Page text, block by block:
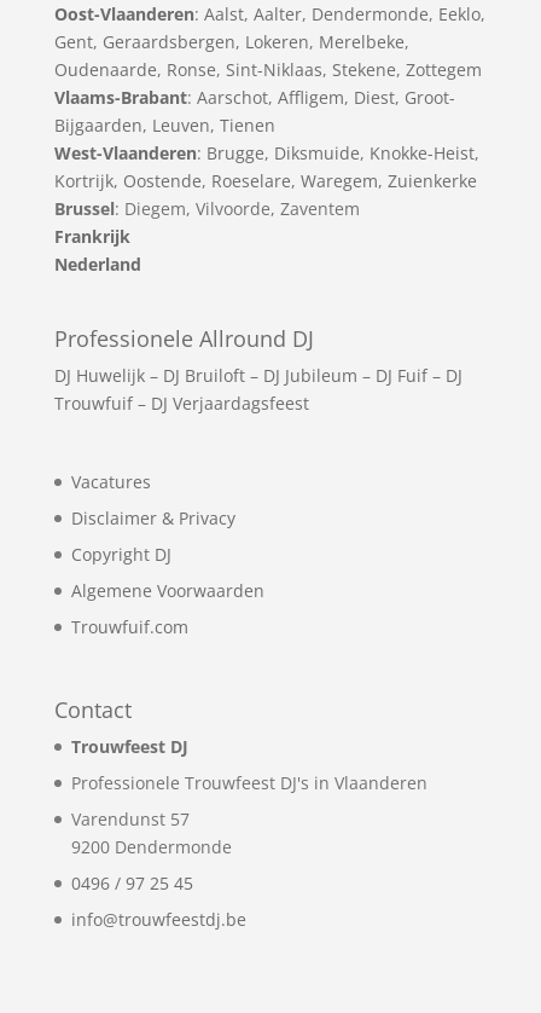
Oost-Vlaanderen: Aalst, Aalter, Dendermonde, Eeklo,
Gent, Geraardsbergen, Lokeren, Merelbeke,
Oudenaarde, Ronse, Sint-Niklaas, Stekene, Zottegem
Vlaams-Brabant: Aarschot, Affligem, Diest, Groot-
Bijgaarden, Leuven, Tienen
West-Vlaanderen: Brugge, Diksmuide, Knokke-Heist,
Kortrijk, Oostende, Roeselare, Waregem, Zuienkerke
Brussel: Diegem, Vilvoorde, Zaventem
Frankrijk
Nederland
Professionele Allround DJ
DJ Huwelijk– DJ Bruiloft– DJ Jubileum – DJ Fuif– DJ
Trouwfuif– DJ Verjaardagsfeest
Vacatures
Disclaimer & Privacy
Copyright DJ
Algemene Voorwaarden
Trouwfuif.com
Contact
Trouwfeest DJ
Professionele Trouwfeest DJ's in Vlaanderen
Varendunst 57
9200 Dendermonde
0496 / 97 25 45
info@trouwfeestdj.be